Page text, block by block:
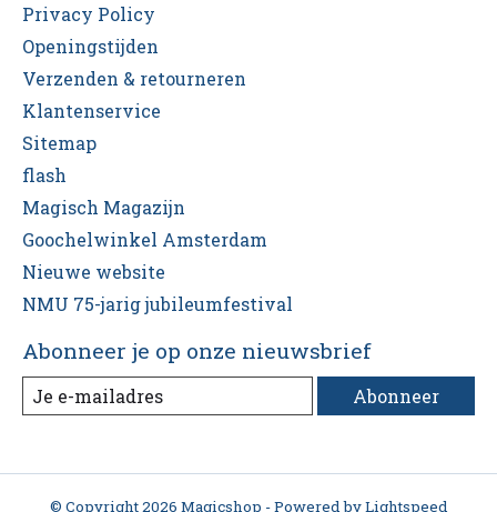
Privacy Policy
Openingstijden
Verzenden & retourneren
Klantenservice
Sitemap
flash
Magisch Magazijn
Goochelwinkel Amsterdam
Nieuwe website
NMU 75-jarig jubileumfestival
Abonneer je op onze nieuwsbrief
Abonneer
© Copyright 2026 Magicshop - Powered byLightspeed